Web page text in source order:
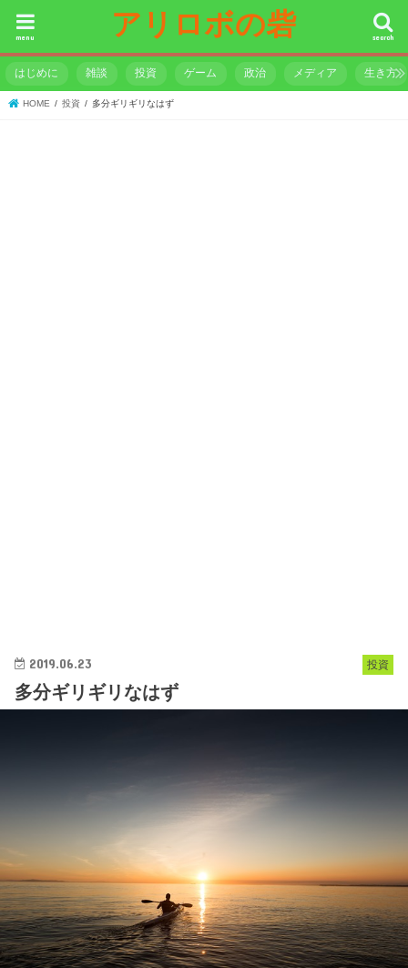
アリロボの砦 search
menu
はじめに 雑談 投資 ゲーム 政治 メディア 生き方
HOME 投資 多分ギリギリなはず
投資
2019.06.23
多分ギリギリなはず